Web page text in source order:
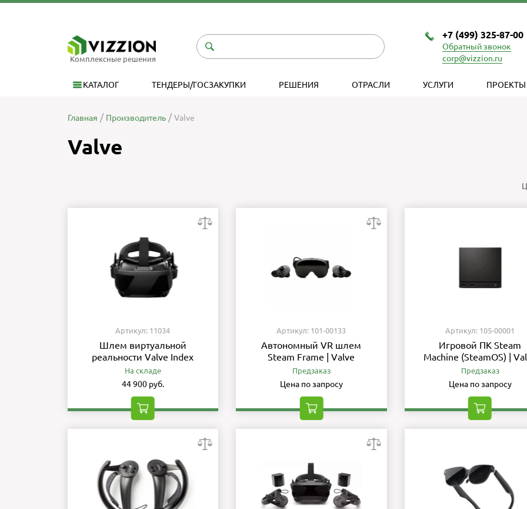
Комплексные решения
+7 (499) 325-87-00
Обратный звонок
corp@vizzion.ru
КАТАЛОГ ТЕНДЕРЫ/ГОСЗАКУПКИ РЕШЕНИЯ ОТРАСЛИ УСЛУГИ ПРОЕКТЫ
Главная Производитель Valve
Valve
Артикул: 11034
Шлем виртуальной
реальности Valve Index
На складе
44 900 руб.
Артикул: 101-00133
Автономный VR шлем
Steam Frame | Valve
Предзаказ
Цена по запросу
Артикул: 105-00001
Игровой ПК Steam
Machine (SteamOS) |
Предзаказ
Цена по запросу